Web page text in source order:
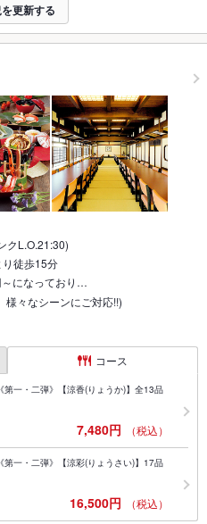
更新する
クL.O.21:30)
徒歩15分
になっており…
々なシーンにご対応!!)
コース
第一・二弾》【涼香(りょうか)】全13品
7,480円 （税込）
第一・二弾》【涼彩(りょうさい)】17品
16,500円 （税込）